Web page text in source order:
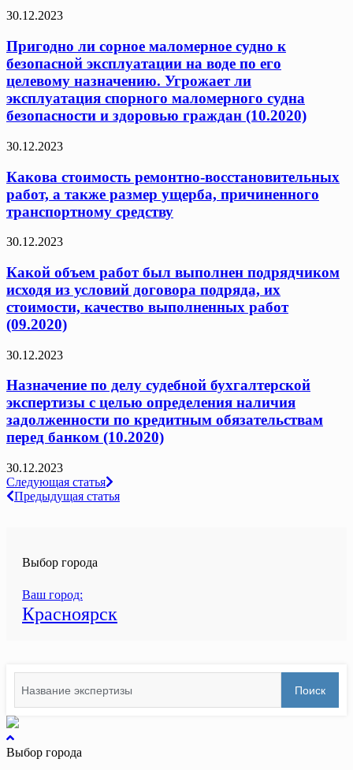
30.12.2023
Пригодно ли сорное маломерное судно к
безопасной эксплуатации на воде по его
целевому назначению. Угрожает ли
эксплуатация спорного маломерного судна
безопасности и здоровью граждан (10.2020)
30.12.2023
Какова стоимость ремонтно-восстановительных
работ, а также размер ущерба, причиненного
транспортному средству
30.12.2023
Какой объем работ был выполнен подрядчиком
исходя из условий договора подряда, их
стоимости, качество выполненных работ
(09.2020)
30.12.2023
Назначение по делу судебной бухгалтерской
экспертизы с целью определения наличия
задолженности по кредитным обязательствам
перед банком (10.2020)
30.12.2023
Навигация
по
Следующая статья
Предыдущая статья
Выбор города
Ваш город:
Красноярск
for:
Поиск
вернуться
к
Выбор города